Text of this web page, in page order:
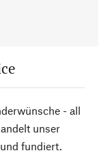
- all
unser
fundiert.